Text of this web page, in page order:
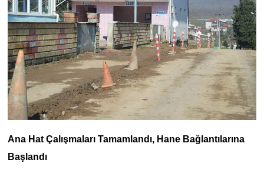
Ana Hat Çalışmaları Tamamlandı, Hane Bağlantılarına
Başlandı